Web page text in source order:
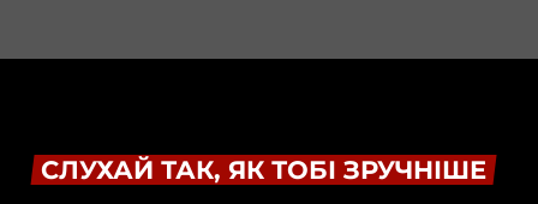
СЛУХАЙ ТАК, ЯК ТОБІ ЗРУЧНІШЕ